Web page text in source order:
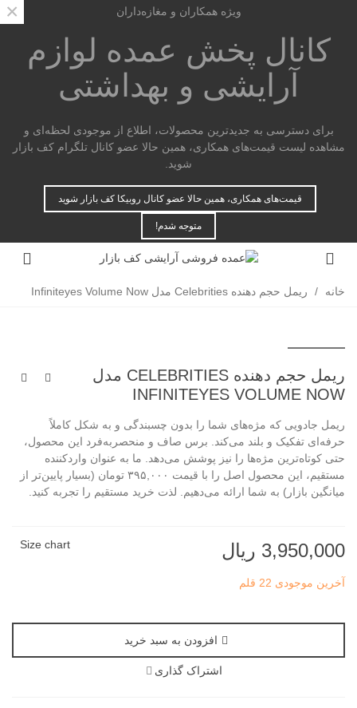
ویژه همکاران و مغازه‌داران
کانال پخش عمده لوازم
آرایشی و بهداشتی
برای دسترسی به جدیدترین محصولات، اطلاع از موجودی لحظه‌ای و
مشاهده لیست قیمت‌های همکاری، همین حالا عضو کانال تلگرام کف بازار
شوید.
قیمت‌های همکاری، همین حالا عضو کانال روبیکا کف بازار شوید
متوجه شدم!
×
خانه / ریمل حجم دهنده Celebrities مدل Infiniteyes Volume Now
ریمل حجم دهنده CELEBRITIES مدل
INFINITEYES VOLUME NOW
ریمل جادویی که مژه‌های شما را بدون چسبندگی و به شکل کاملاً
حرفه‌ای تفکیک و بلند می‌کند. برس صاف و منحصربه‌فرد این محصول،
حتی کوتاه‌ترین مژه‌ها را نیز پوشش می‌دهد. ما به عنوان واردکننده
مستقیم، این محصول اصل را با قیمت ۳۹۵,۰۰۰ تومان (بسیار پایین‌تر از
میانگین بازار) به شما ارائه می‌دهیم. لذت خرید مستقیم را تجربه کنید.
3,950,000 ریال Size chart
آخرین موجودی 22 قلم
افزودن به سبد خرید
اشتراک گذاری